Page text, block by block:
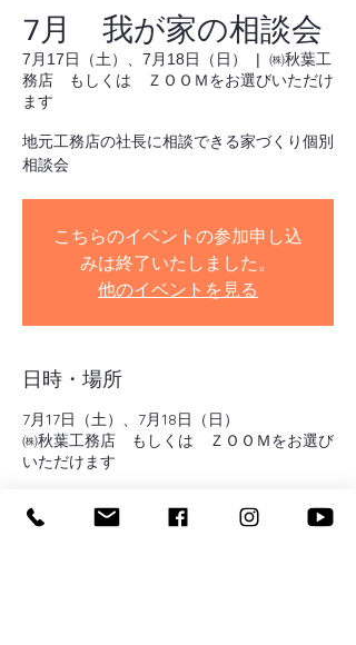
7月 我が家の相談会
7月17日（土）、7月18日（日）
  |
㈱秋葉工
務店 もしくは ＺＯＯＭをお選びいただけ
ます
地元工務店の社長に相談できる家づくり個別
相談会
こちらのイベントの参加申し込
みは終了いたしました。
他のイベントを見る
日時・場所
7月17日（土）、7月18日（日）
㈱秋葉工務店 もしくは ＺＯＯＭをお選び
いただけます
イベントについて